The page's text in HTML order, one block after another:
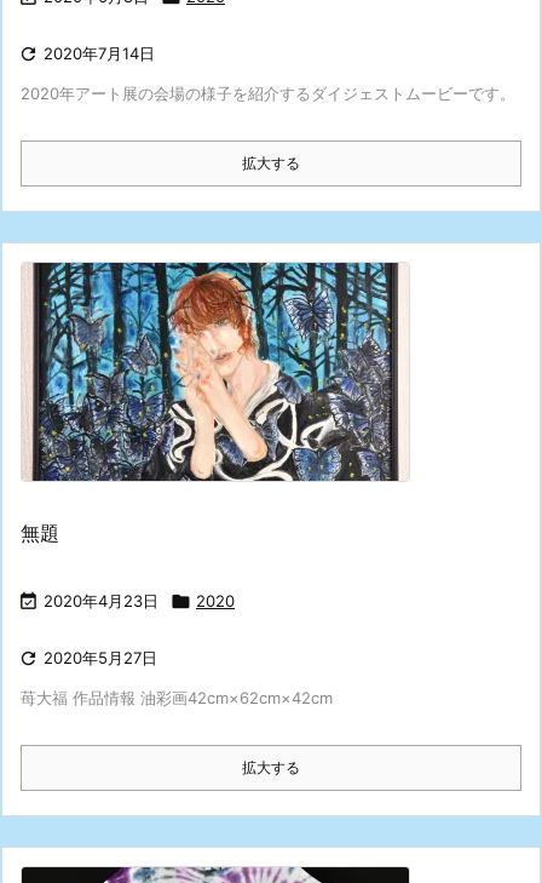
 2020年7月14日
2020年アート展の会場の様子を紹介するダイジェストムービーです。
拡大する
無題
 2020年4月23日  2020
 2020年5月27日
苺大福 作品情報 油彩画42cm×62cm×42cm
拡大する